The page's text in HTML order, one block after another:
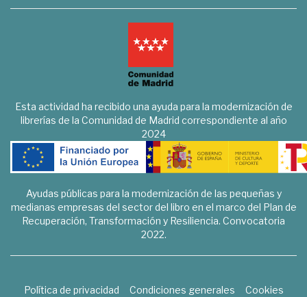
Esta actividad ha recibido una ayuda para la modernización de
librerías de la Comunidad de Madrid correspondiente al año
2024
Ayudas públicas para la modernización de las pequeñas y
medianas empresas del sector del libro en el marco del Plan de
Recuperación, Transformación y Resiliencia. Convocatoria
2022.
Política de privacidad Condiciones generales
Cookies